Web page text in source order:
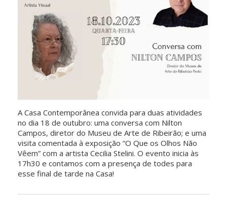
A Casa Contemporânea convida para duas atividades
no dia 18 de outubro: uma conversa com Nilton
Campos, diretor do Museu de Arte de Ribeirão; e uma
visita comentada à exposição “O Que os Olhos Não
Vêem” com a artista Cecilia Stelini. O evento inicia às
17h30 e contamos com a presença de todes para
esse final de tarde na Casa!